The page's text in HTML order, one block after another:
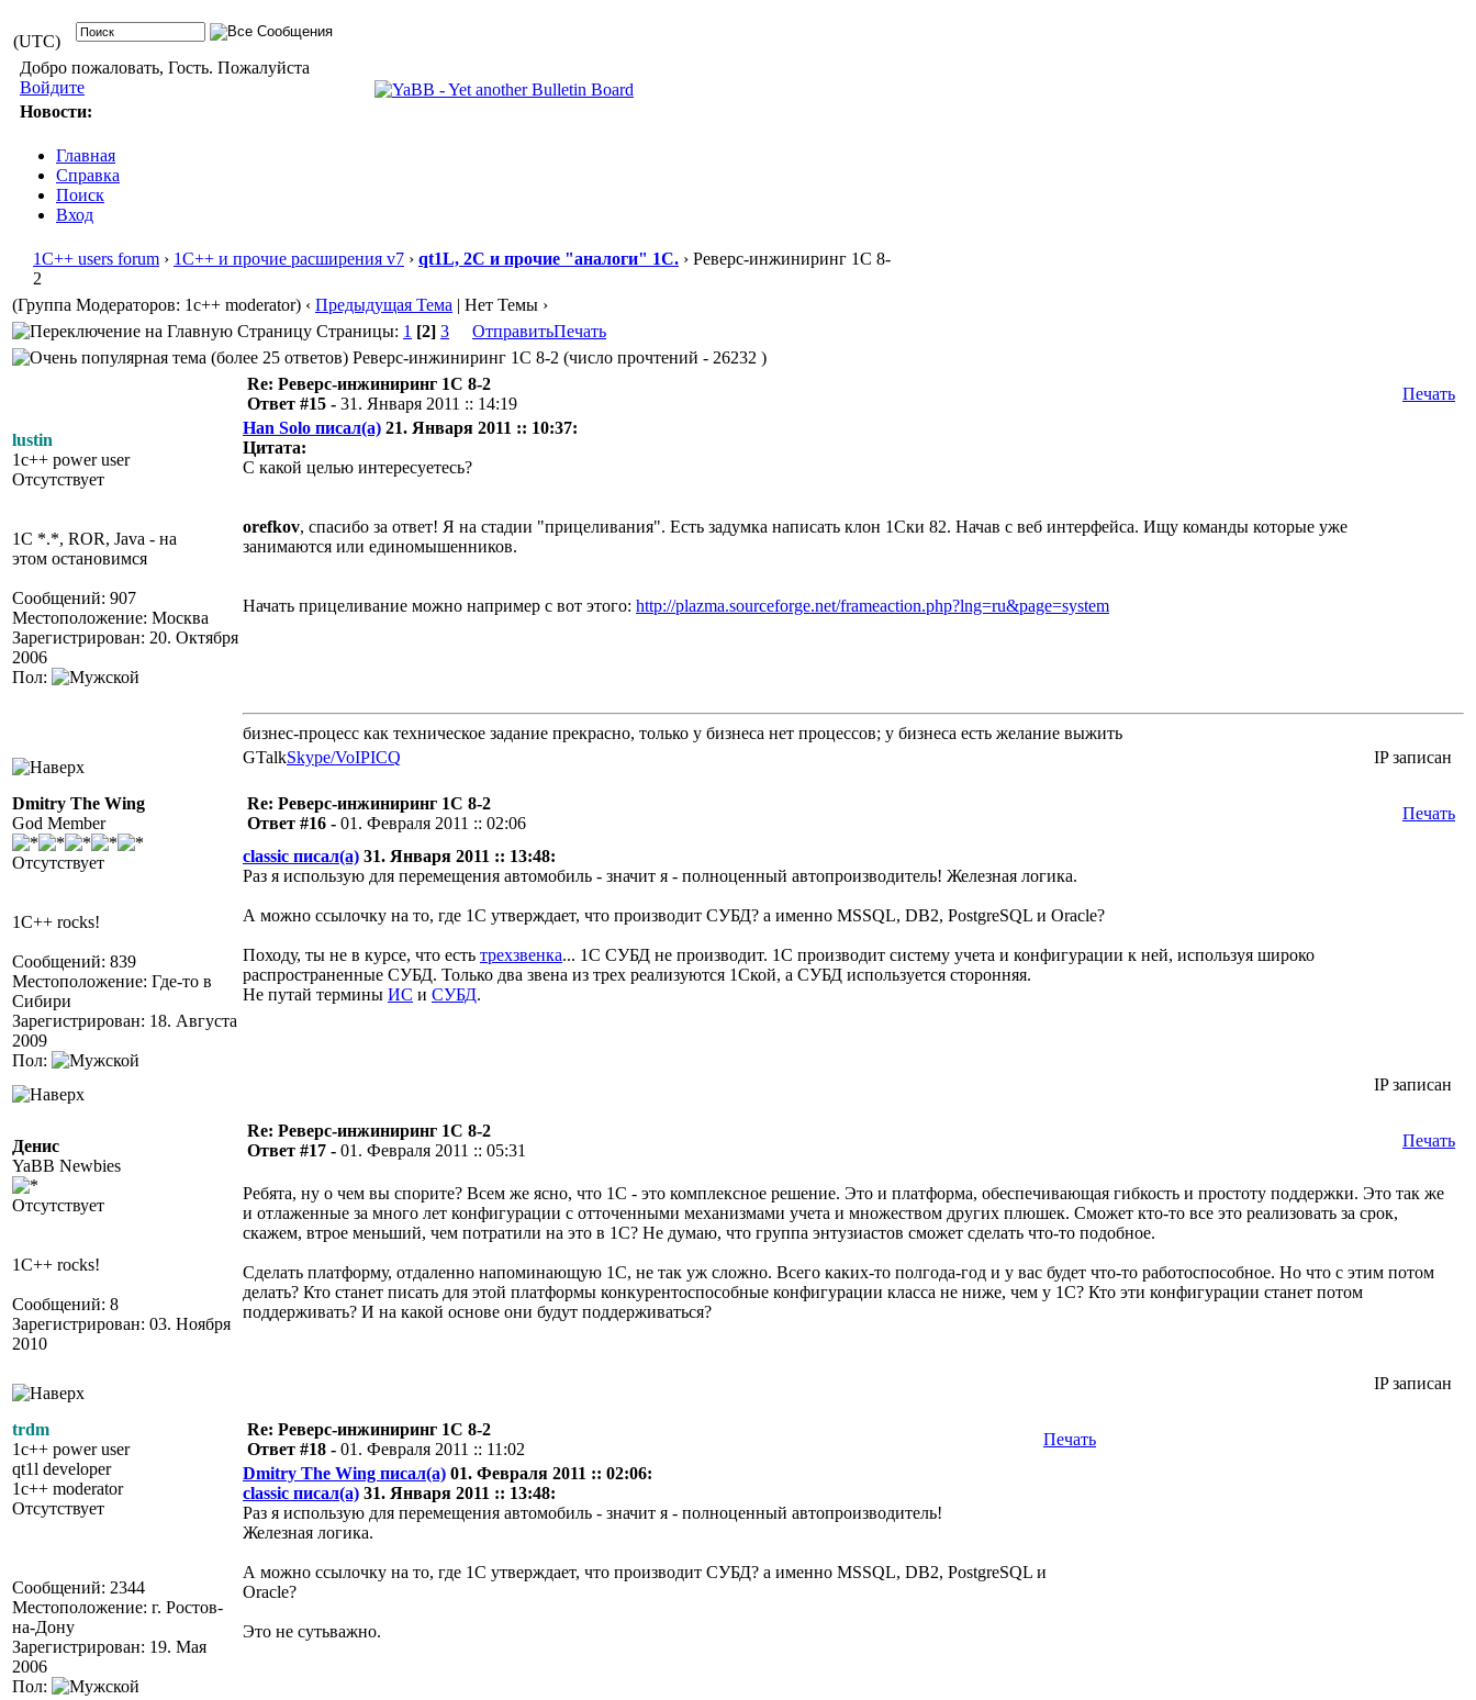
(UTC)
Добро пожаловать, Гость. Пожалуйста
Войдите
Новости:
Главная
Справка
Поиск
Вход
1С++ users forum › 1С++ и прочие расширения v7 › qt1L, 2C и прочие "аналоги" 1С. › Реверс-инжиниринг 1С 8-
2
(Группа Модераторов: 1c++ moderator) ‹ Предыдущая Тема | Нет Темы ›
Страницы: 1 [2] 3 ОтправитьПечать
Реверс-инжиниринг 1С 8-2 (число прочтений - 26232 )
lustin
1c++ power user
Отсутствует
1C *.*, ROR, Java - на
этом остановимся
Сообщений: 907
Местоположение: Москва
Зарегистрирован: 20. Октября
2006
Пол:
Re: Реверс-инжиниринг 1С 8-2
Ответ #15 - 31. Января 2011 :: 14:19
Печать
Han Solo писал(а) 21. Января 2011 :: 10:37:
Цитата:
C какой целью интересуетесь?
orefkov, спасибо за ответ! Я на стадии "прицеливания". Есть задумка написать клон 1Ски 82. Начав с веб интерфейса. Ищу команды которые уже
занимаются или единомышенников.
Начать прицеливание можно например с вот этого: http://plazma.sourceforge.net/frameaction.php?lng=ru&page=system
бизнес-процесс как техническое задание прекрасно, только у бизнеса нет процессов; у бизнеса есть желание выжить
GTalkSkype/VoIPICQ IP записан
Dmitry The Wing
God Member
Отсутствует
1C++ rocks!
Сообщений: 839
Местоположение: Где-то в
Сибири
Зарегистрирован: 18. Августа
2009
Пол:
Re: Реверс-инжиниринг 1С 8-2
Ответ #16 - 01. Февраля 2011 :: 02:06
Печать
classic писал(а) 31. Января 2011 :: 13:48:
Раз я использую для перемещения автомобиль - значит я - полноценный автопроизводитель! Железная логика.
А можно ссылочку на то, где 1С утверждает, что производит СУБД? а именно MSSQL, DB2, PostgreSQL и Oracle?
Походу, ты не в курсе, что есть трехзвенка... 1С СУБД не производит. 1С производит систему учета и конфигурации к ней, используя широко
распространенные СУБД. Только два звена из трех реализуются 1Ской, а СУБД используется сторонняя.
Не путай термины ИС и СУБД.
IP записан
Денис
YaBB Newbies
Отсутствует
1C++ rocks!
Сообщений: 8
Зарегистрирован: 03. Ноября
2010
Re: Реверс-инжиниринг 1С 8-2
Ответ #17 - 01. Февраля 2011 :: 05:31
Печать
Ребята, ну о чем вы спорите? Всем же ясно, что 1С - это комплексное решение. Это и платформа, обеспечивающая гибкость и простоту поддержки. Это так же
и отлаженные за много лет конфигурации с отточенными механизмами учета и множеством других плюшек. Сможет кто-то все это реализовать за срок,
скажем, втрое меньший, чем потратили на это в 1С? Не думаю, что группа энтузиастов сможет сделать что-то подобное.
Сделать платформу, отдаленно напоминающую 1С, не так уж сложно. Всего каких-то полгода-год и у вас будет что-то работоспособное. Но что с этим потом
делать? Кто станет писать для этой платформы конкурентоспособные конфигурации класса не ниже, чем у 1С? Кто эти конфигурации станет потом
поддерживать? И на какой основе они будут поддерживаться?
IP записан
trdm
1c++ power user
qt1l developer
1c++ moderator
Отсутствует
Сообщений: 2344
Местоположение: г. Ростов-
на-Дону
Зарегистрирован: 19. Мая
2006
Пол:
Re: Реверс-инжиниринг 1С 8-2
Ответ #18 - 01. Февраля 2011 :: 11:02
Печать
Dmitry The Wing писал(а) 01. Февраля 2011 :: 02:06:
classic писал(а) 31. Января 2011 :: 13:48:
Раз я использую для перемещения автомобиль - значит я - полноценный автопроизводитель!
Железная логика.
А можно ссылочку на то, где 1С утверждает, что производит СУБД? а именно MSSQL, DB2, PostgreSQL и
Oracle?
Это не сутьважно.